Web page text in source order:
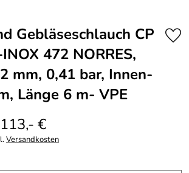
Gebläseschlauch CP
472 NORRES,
mm, 0,41 bar, Innen-
Länge 6 m- VPE
€
Versandkosten